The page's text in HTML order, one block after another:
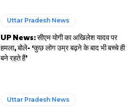
Uttar Pradesh News
UP News: सीएम योगी का अखिलेश यादव पर
हमला, बोले- ‘कुछ लोग उम्र बढ़ने के बाद भी बच्चे ही
बने रहते हैं’
Uttar Pradesh News